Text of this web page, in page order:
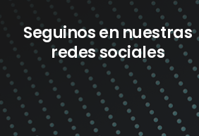
Seguinos en nuestras
redes sociales